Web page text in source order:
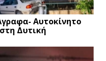
Αυτοκίνητο
Δυτική